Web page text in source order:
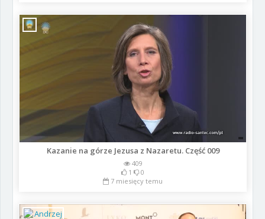
Kazanie na górze Jezusa z Nazaretu. Część 009
409
1
0
7 miesięcy temu